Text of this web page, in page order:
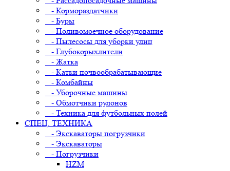
- Кормораздатчики
- Буры
- Поливомоечное оборудование
- Пылесосы для уборки улиц
- Глубокорыхлители
- Жатка
- Катки почвообрабатывающие
- Комбайны
- Уборочные машины
- Обмотчики рулонов
- Техника для футбольных полей
СПЕЦ. ТЕХНИКА
- Экскаваторы погрузчики
- Экскаваторы
- Погрузчики
HZM